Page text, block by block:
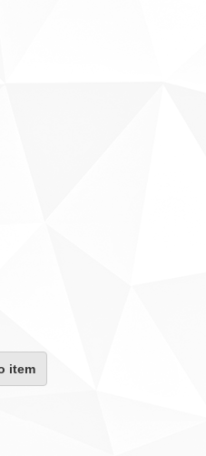
item